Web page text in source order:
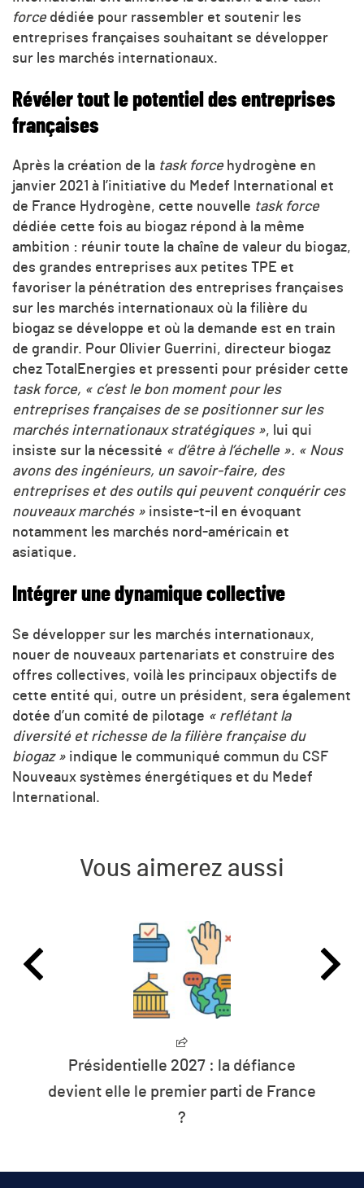
force dédiée pour rassembler et soutenir les
entreprises françaises souhaitant se développer
sur les marchés internationaux.
Révéler tout le potentiel des entreprises
françaises
Après la création de la task force hydrogène en
janvier 2021 à l’initiative du Medef International et
de France Hydrogène, cette nouvelle task force
dédiée cette fois au biogaz répond à la même
ambition : réunir toute la chaîne de valeur du biogaz,
des grandes entreprises aux petites TPE et
favoriser la pénétration des entreprises françaises
sur les marchés internationaux où la filière du
biogaz se développe et où la demande est en train
de grandir. Pour Olivier Guerrini, directeur biogaz
chez TotalEnergies et pressenti pour présider cette
task force, « c’est le bon moment pour les
entreprises françaises de se positionner sur les
marchés internationaux stratégiques », lui qui
insiste sur la nécessité « d’être à l’échelle ». « Nous
avons des ingénieurs, un savoir-faire, des
entreprises et des outils qui peuvent conquérir ces
nouveaux marchés » insiste-t-il en évoquant
notamment les marchés nord-américain et
asiatique.
Intégrer une dynamique collective
Se développer sur les marchés internationaux,
nouer de nouveaux partenariats et construire des
offres collectives, voilà les principaux objectifs de
cette entité qui, outre un président, sera également
dotée d’un comité de pilotage « reflétant la
diversité et richesse de la filière française du
biogaz » indique le communiqué commun du CSF
Nouveaux systèmes énergétiques et du Medef
International.
Vous aimerez aussi
L’humanité vit désormais à crédit sur
les ressources de la planète